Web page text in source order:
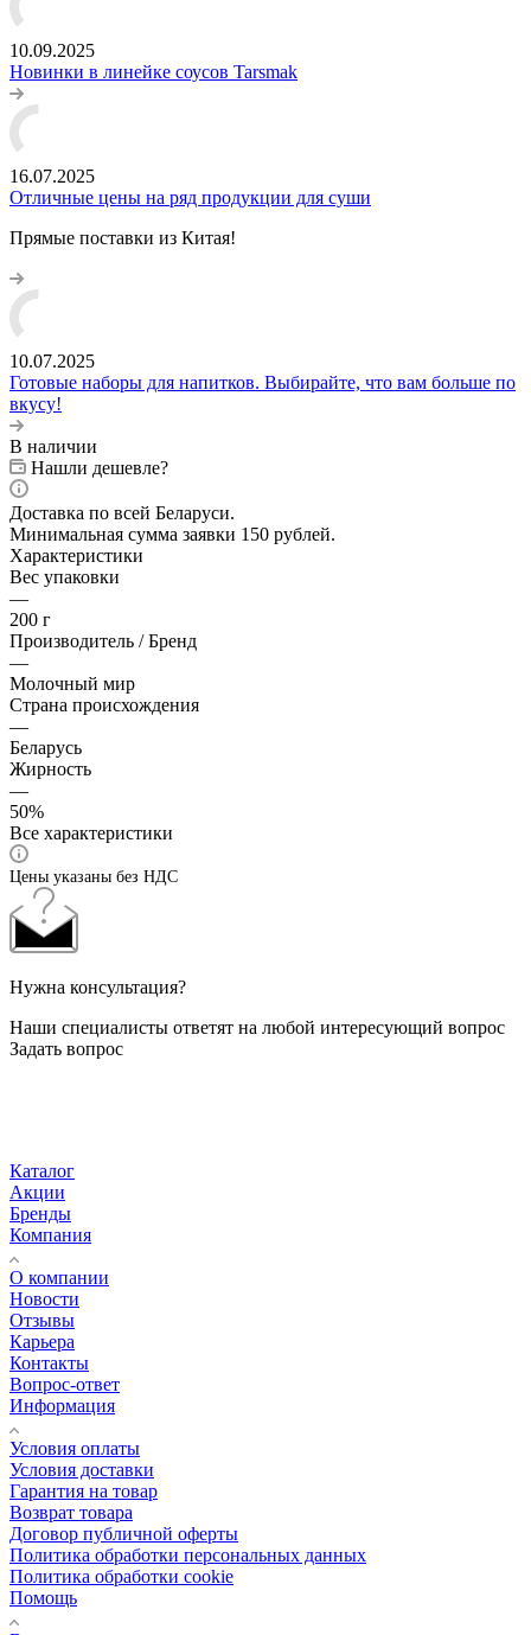
10.09.2025
Новинки в линейке соусов Tarsmak
16.07.2025
Отличные цены на ряд продукции для суши
Прямые поставки из Китая!
10.07.2025
Готовые наборы для напитков. Выбирайте, что вам больше по
вкусу!
В наличии
Нашли дешевле?
Доставка по всей Беларуси.
Минимальная сумма заявки 150 рублей.
Характеристики
Вес упаковки
—
200 г
Производитель / Бренд
—
Молочный мир
Страна происхождения
—
Беларусь
Жирность
—
50%
Все характеристики
Цены указаны без НДС
Нужна консультация?
Наши специалисты ответят на любой интересующий вопрос
Задать вопрос
Каталог
Акции
Бренды
Компания
О компании
Новости
Отзывы
Карьера
Контакты
Вопрос-ответ
Информация
Условия оплаты
Условия доставки
Гарантия на товар
Возврат товара
Договор публичной оферты
Политика обработки персональных данных
Политика обработки cookie
Помощь